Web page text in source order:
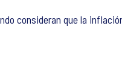
consideran que la